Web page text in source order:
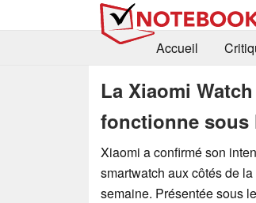
Accueil
La Xiaomi
fonctionne sous
Xiaomi a confirmé son
smartwatch aux côtés de
semaine. Présentée sous